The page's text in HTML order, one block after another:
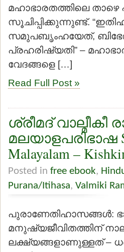
മഹാഭാരതത്തിലെ
സൂചിപ്പിക്കുന്നുണ്ട്.
സമുപബൃംഹയേത്,
പ്രഹരിഷ്യതി” –
വേദങ്ങളെ […]
Read Full Post »
ശ്രീമദ്
മലയാളപരിഭാഷ
Malayalam –
Posted in free ebook,
Purana/Itihasa, Valmiki
പുരാണേതിഹാസങ്ങള്‍:
മനുഷ്യജീവിതത്തിന്
ലക്ഷ്യങ്ങളാണുള്ളത് –